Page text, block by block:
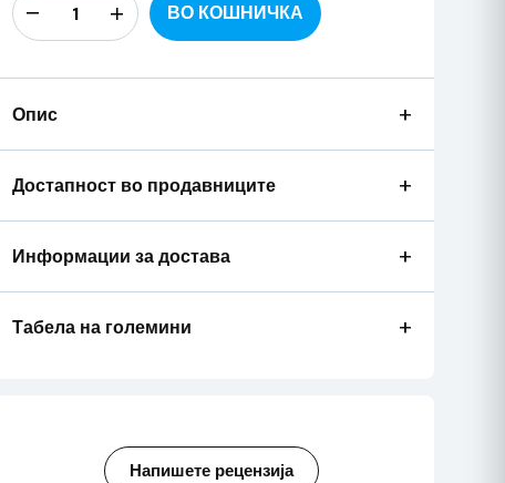
ВО КОШНИЧКА
Опис +
Достапност во продавниците +
Информации за достава +
Табела на големини +
Напишете рецензија